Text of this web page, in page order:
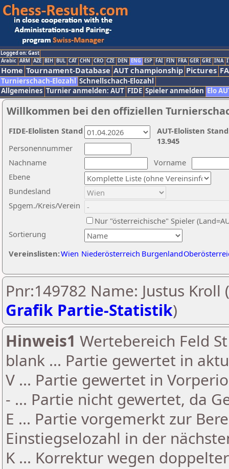
Logged on: Gast
Arabic ARM AZE BIH BUL CAT CHN CRO CZE DEN ENG ESP FAI FIN FRA GER GRE INA
Home Tournament-Database AUT championship Pictures
Turnierschach-Elozahl Schnellschach-Elozahl
Allgemeines Turnier anmelden: AUT FIDE Spieler anmelden Elo
Willkommen bei den offiziellen
Nachname
Vorname
Ebene
Sortierung
Personennummer
Bundesland
Spgem./Kreis/Verein
Nur "österreichische" Spieler
Vereinslisten:Wien Niederösterreich Burgenland
AUT-Elolisten
13.945
FIDE-Elolisten Stand
Pnr:149782 Name: Justus Kroll (
Grafik Partie-Statistik)
Hinweis1 Wertebereich Feld
blank ... Partie gewertet in
V ... Partie gewertet in
- ... Partie nicht gewertet, da
E ... Partie vorgemerkt zur
Einstiegselozahl in der
K ... Korrektur wegen